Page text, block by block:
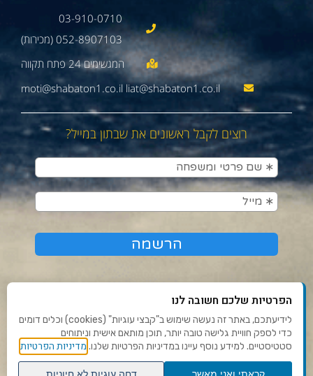
03-910-0710
052-8907103 (מכירות)
moti@shabaton1.co.il liat@shabaton1.co.il
רוצים לקבל ראשונים את שבתון במייל?
תנאי שימוש ומדיניות פרטיות
פנו אלינו
הפרטיות שלכם חשובה לנו
לידיעתכם, באתר זה נעשה שימוש ב"קבצי עוגיות" (cookies) וכלים דומים
כדי לספק חוויית גלישה טובה יותר, תוכן מותאם אישית וניתוחים
סטטיסטיים. למידע נוסף עיינו במדיניות הפרטיות שלנו. מדיניות הפרטיות